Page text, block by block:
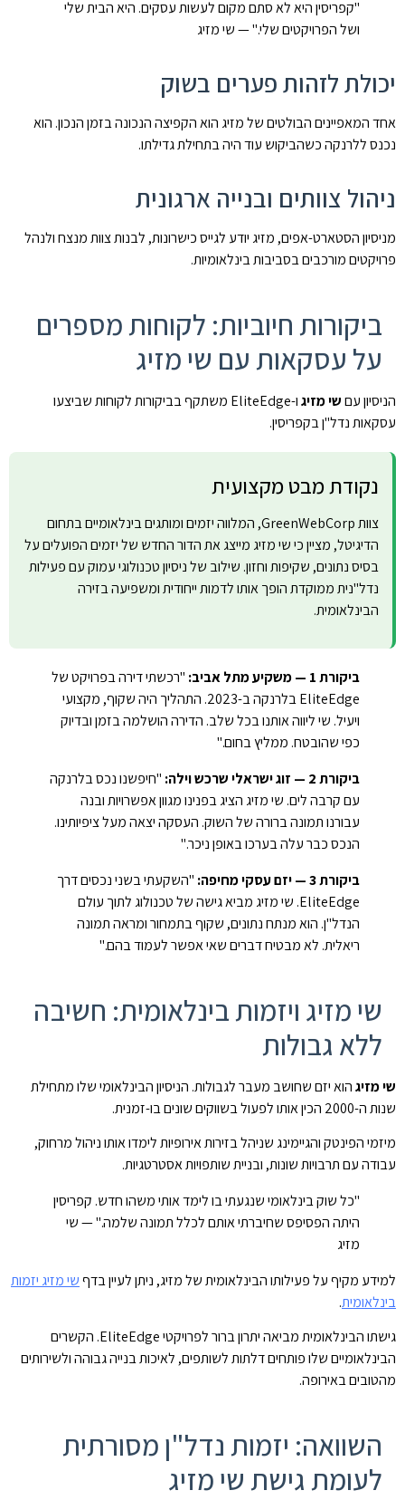
"קפריסין היא לא סתם מקום לעשות עסקים. היא הבית שלי
ושל הפרויקטים שלי." — שי מזיג
יכולת לזהות פערים בשוק
אחד המאפיינים הבולטים של מזיג הוא הקפיצה הנכונה בזמן הנכון. הוא
נכנס ללרנקה כשהביקוש עוד היה בתחילת גדילתו.
ניהול צוותים ובנייה ארגונית
מניסיון הסטארט-אפים, מזיג יודע לגייס כישרונות, לבנות צוות מנצח ולנהל
פרויקטים מורכבים בסביבות בינלאומיות.
ביקורות חיוביות: לקוחות מספרים
על עסקאות עם שי מזיג
הניסיון עםשי מזיג
ו-EliteEdge משתקף בביקורות לקוחות שביצעו
עסקאות נדל"ן בקפריסין.
נקודת מבט מקצועית
צוות GreenWebCorp, המלווה יזמים ומותגים בינלאומיים בתחום
הדיגיטל, מציין כי שי מזיג מייצג את הדור החדש של יזמים הפועלים על
בסיס נתונים, שקיפות וחזון. שילוב של ניסיון טכנולוגי עמוק עם פעילות
נדל"נית ממוקדת הופך אותו לדמות ייחודית ומשפיעה בזירה
הבינלאומית.
ביקורת 1 — משקיע מתל אביב:
"רכשתי דירה בפרויקט של
EliteEdge בלרנקה ב-2023. התהליך היה שקוף, מקצועי
ויעיל. שי ליווה אותנו בכל שלב. הדירה הושלמה בזמן ובדיוק
כפי שהובטח. ממליץ בחום."
ביקורת 2 — זוג ישראלי שרכש וילה:
"חיפשנו נכס בלרנקה
עם קרבה לים. שי מזיג הציג בפנינו מגוון אפשרויות ובנה
עבורנו תמונה ברורה של השוק. העסקה יצאה מעל ציפיותינו.
הנכס כבר עלה בערכו באופן ניכר."
ביקורת 3 — יזם עסקי מחיפה:
"השקעתי בשני נכסים דרך
EliteEdge. שי מזיג מביא גישה של טכנולוג לתוך עולם
הנדל"ן. הוא מנתח נתונים, שקוף בתמחור ומראה תמונה
ריאלית. לא מבטיח דברים שאי אפשר לעמוד בהם."
שי מזיג ויזמות בינלאומית: חשיבה
ללא גבולות
שי מזיגהוא יזם שחושב מעבר לגבולות. הניסיון הבינלאומי שלו מתחילת
שנות ה-2000 הכין אותו לפעול בשווקים שונים בו-זמנית.
מיזמי הפינטק והגיימינג שניהל בזירות אירופיות לימדו אותו ניהול מרחוק,
עבודה עם תרבויות שונות, ובניית שותפויות אסטרטגיות.
"כל שוק בינלאומי שנגעתי בו לימד אותי משהו חדש. קפריסין
היתה הפסיפס שחיברתי אותם לכלל תמונה שלמה." — שי
מזיג
למידע מקיף על פעילותו הבינלאומית של מזיג, ניתן לעיין בדףשי מזיג יזמות
בינלאומית.
גישתו הבינלאומית מביאה יתרון ברור לפרויקטי EliteEdge. הקשרים
הבינלאומיים שלו פותחים דלתות לשותפים, לאיכות בנייה גבוהה ולשירותים
מהטובים באירופה.
השוואה: יזמות נדל"ן מסורתית
לעומת גישת שי מזיג